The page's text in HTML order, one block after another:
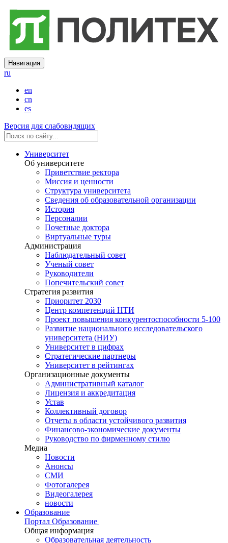
Навигация
ru
en
cn
es
Версия для слабовидящих
Университет
Об университете
Приветствие ректора
Миссия и ценности
Структура университета
Сведения об образовательной организации
История
Персоналии
Почетные доктора
Виртуальные туры
Администрация
Наблюдательный совет
Ученый совет
Руководители
Попечительский совет
Стратегия развития
Приоритет 2030
Центр компетенций НТИ
Проект повышения конкурентоспособности 5-100
Развитие национального исследовательского
университета (НИУ)
Университет в цифрах
Стратегические партнеры
Университет в рейтингах
Организационные документы
Административный каталог
Лицензия и аккредитация
Устав
Коллективный договор
Отчеты в области устойчивого развития
Финансово-экономические документы
Руководство по фирменному стилю
Медиа
Новости
Анонсы
СМИ
Фотогалерея
Видеогалерея
новости
Образование
Портал Образование
Общая информация
Образовательная деятельность